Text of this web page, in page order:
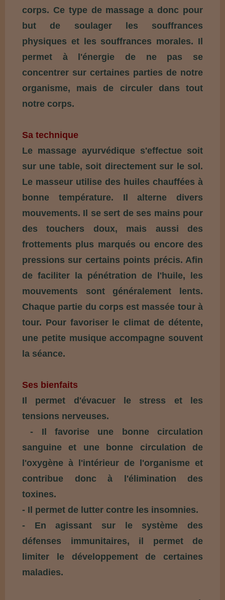
corps. Ce type de massage a donc pour
but de soulager les souffrances
physiques et les souffrances morales. Il
permet à l'énergie de ne pas se
concentrer sur certaines parties de notre
organisme, mais de circuler dans tout
notre corps.
Sa technique
Le massage ayurvédique s'effectue soit
sur une table, soit directement sur le sol.
Le masseur utilise des huiles chauffées à
bonne température. Il alterne divers
mouvements. Il se sert de ses mains pour
des touchers doux, mais aussi des
frottements plus marqués ou encore des
pressions sur certains points précis. Afin
de faciliter la pénétration de l'huile, les
mouvements sont généralement lents.
Chaque partie du corps est massée tour à
tour. Pour favoriser le climat de détente,
une petite musique accompagne souvent
la séance.
Ses bienfaits
Il permet d'évacuer le stress et les
tensions nerveuses.
- Il favorise une bonne circulation
sanguine et une bonne circulation de
l'oxygène à l'intérieur de l'organisme et
contribue donc à l'élimination des
toxines.
- Il permet de lutter contre les insomnies.
- En agissant sur le système des
défenses immunitaires, il permet de
limiter le développement de certaines
maladies.